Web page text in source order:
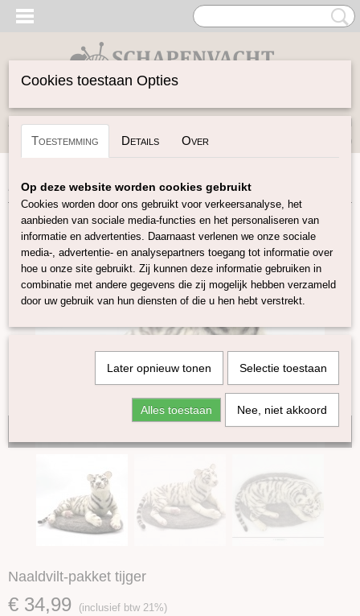
Inloggen Registreren
(0)
Home>Vilten>Naaldvilt-pakketten>Naaldvilt-pakket tijger
Naaldvilt-pakket tijger
€ 34,99 (inclusief btw 21%)
Cookies toestaan Opties
Toestemming Details Over
Op deze website worden cookies gebruikt
Cookies worden door ons gebruikt voor verkeersanalyse, het
aanbieden van sociale media-functies en het personaliseren van
informatie en advertenties. Daarnaast verlenen we onze sociale
media-, advertentie- en analysepartners toegang tot informatie over
hoe u onze site gebruikt. Zij kunnen deze informatie gebruiken in
combinatie met andere gegevens die zij mogelijk hebben verzameld
door uw gebruik van hun diensten of die u hen hebt verstrekt.
Later opnieuw tonen Selectie toestaan
Alles toestaan Nee, niet akkoord